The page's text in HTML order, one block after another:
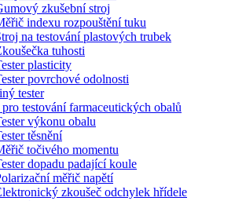
zkušební stroj
indexu rozpouštění tuku
na testování plastových trubek
tuhosti
plasticity
povrchové odolnosti
tester
testování farmaceutických obalů
výkonu obalu
těsnění
točivého momentu
dopadu padající koule
měřič napětí
zkoušeč odchylek hřídele